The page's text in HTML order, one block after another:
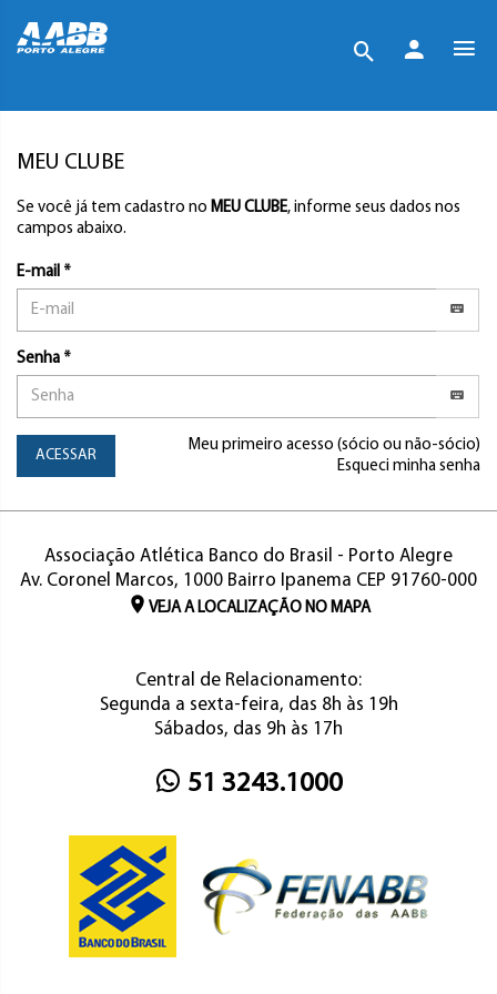
MEU CLUBE
Se você já tem cadastro no MEU CLUBE, informe seus dados nos
campos abaixo.
E-mail *
Senha *
ACESSAR
Meu primeiro acesso (sócio ou não-sócio)
Esqueci minha senha
Associação Atlética Banco do Brasil - Porto Alegre
Av. Coronel Marcos, 1000 Bairro Ipanema CEP 91760-000
VEJA A LOCALIZAÇÃO NO MAPA
Central de Relacionamento:
Segunda a sexta-feira, das 8h às 19h
Sábados, das 9h às 17h
51 3243.1000